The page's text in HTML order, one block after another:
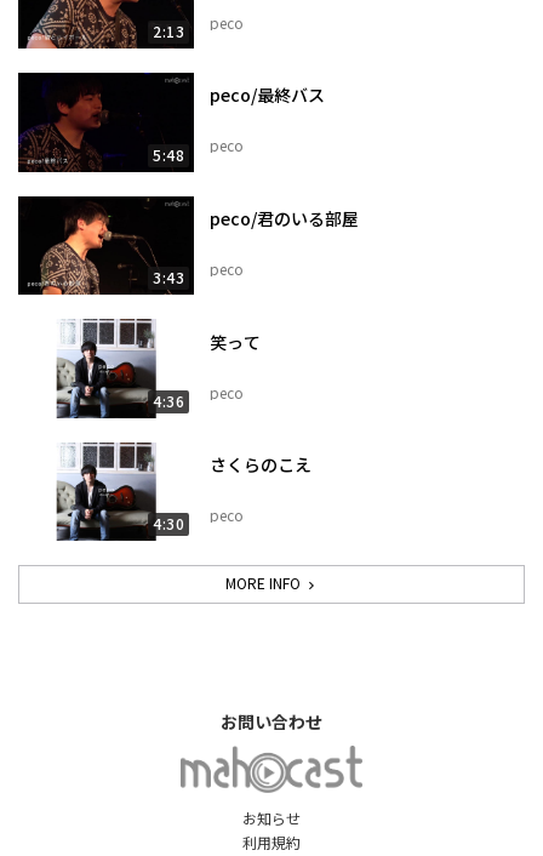
2:13 peco
5:48
peco/最終バス
peco
3:43
peco/君のいる部屋
peco
4:36
笑って
peco
4:30
さくらのこえ
peco
MORE INFO
お知らせ
利用規約
お問い合わせ